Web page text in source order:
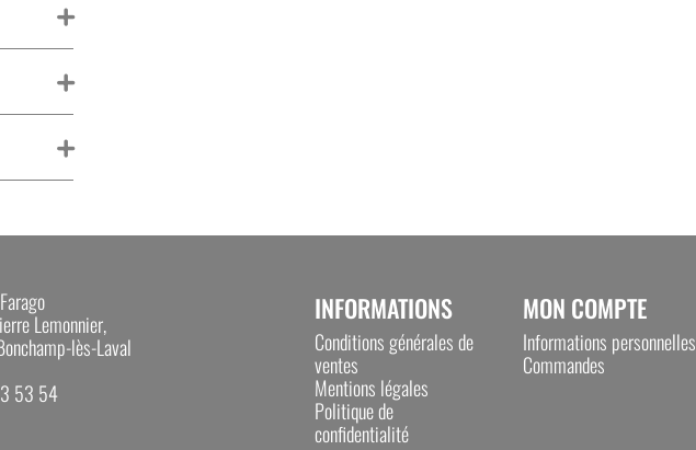
Lemonnier,
lès-Laval
53 54
INFORMATIONS
Conditions générales de
ventes
Mentions légales
Politique de
confidentialité
MON COMPTE
Informations personnelles
Commandes